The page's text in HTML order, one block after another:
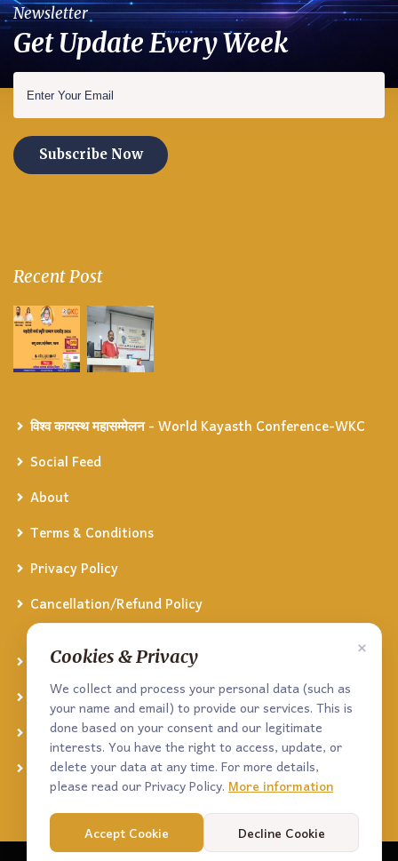
Newsletter
Get Update Every Week
Subscribe Now
Recent Post
विश्व कायस्थ महासम्मेलन - World Kayasth Conference-WKC
Social Feed
About
Terms & Conditions
Privacy Policy
Cancellation/Refund Policy
Facebook
Twitter
Linked In
YouTube
×
Cookies & Privacy
We collect and process your personal data (such as
your name and email) to provide our services. This is
done based on your consent and our legitimate
interests. You have the right to access, update, or
delete your data at any time. For more details,
please read our Privacy Policy. More information
Accept Cookie Decline Cookie